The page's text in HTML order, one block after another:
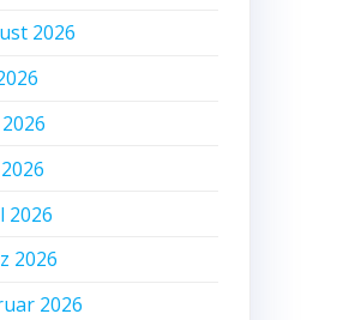
2026
2026
2026
2026